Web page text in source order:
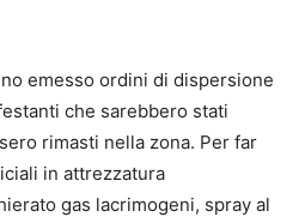
emesso ordini di dispersione
che sarebbero stati
rimasti nella zona. Per far
in attrezzatura
gas lacrimogeni, spray al